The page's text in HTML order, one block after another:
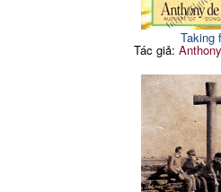
Taking
Tác giả: